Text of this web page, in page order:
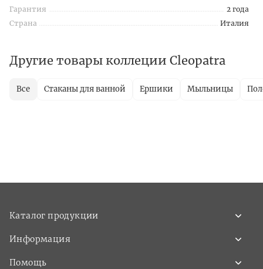
Гарантия
2 года
Страна
Италия
Другие товары коллеции Cleopatra
Все Стаканы для ванной Ершики Мыльницы
Каталог продукции
Информация
Помощь